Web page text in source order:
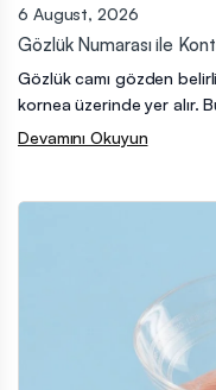
6 August, 2026
Gözlük Numarası ile
Gözlük camı gözden
kornea üzerinde yer alır.
Devamını Okuyun